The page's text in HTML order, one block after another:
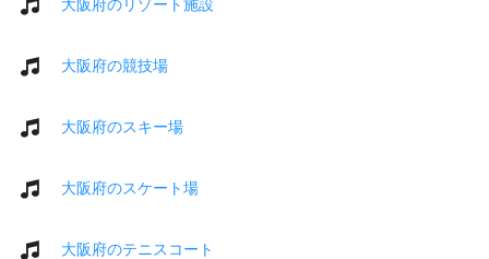
大阪府のリゾート施設
大阪府の競技場
大阪府のスキー場
大阪府のスケート場
大阪府のテニスコート